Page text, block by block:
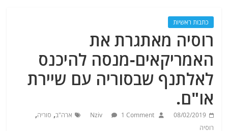
כתבות ראשיות
רוסיה מאתגרת את
האמריקאים-מנסה להיכנס
לאלתנף שבסוריה עם שיירת
או"ם.
08/02/2019
Nziv 1 Comment ארה"ב, סוריה,
רוסיה